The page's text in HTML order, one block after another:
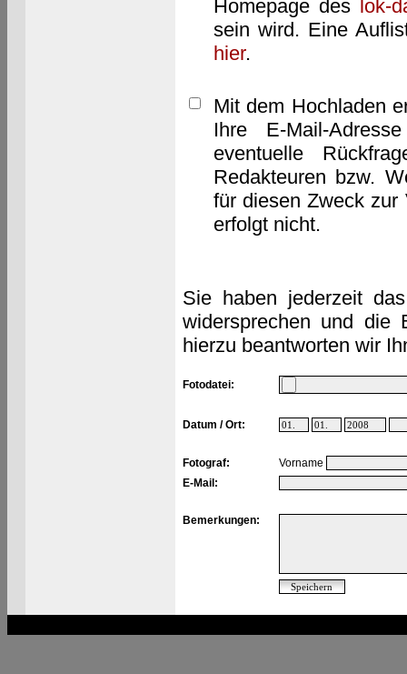
Homepage des lok-
sein wird. Eine
hier.
Mit dem Hochladen
Ihre E-Mail-
eventuelle
Redakteuren bzw.
für diesen Zweck zur
erfolgt nicht.
Sie haben jederzeit
widersprechen und die
hierzu beantworten wir
Fotodatei:
Datum / Ort:
Fotograf:
Vorname
E-Mail:
Bemerkungen: